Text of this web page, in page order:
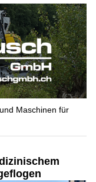
Maschinen für